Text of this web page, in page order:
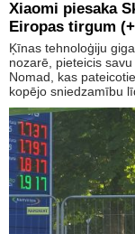
Xiaomi piesaka
Eiropas tirgum
Ķīnas tehnoloģiju
nozarē, pieteicis
Nomad, kas
kopējo sniedzamību